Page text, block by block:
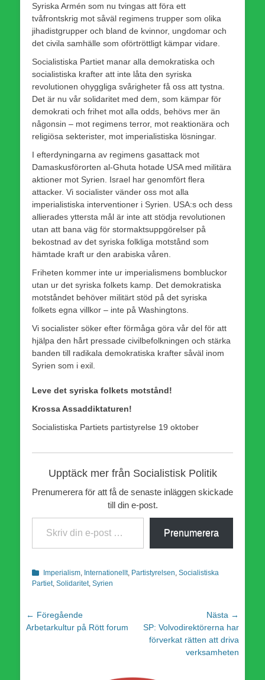
Syriska Armén som nu tvingas att föra ett
tvåfrontskrig mot såväl regimens trupper som olika
jihadistgrupper och bland de kvinnor, ungdomar och
det civila samhälle som oförtröttligt kämpar vidare.
Socialistiska Partiet manar alla demokratiska och
socialistiska krafter att inte låta den syriska
revolutionen ohyggliga svårigheter få oss att tystna.
Det är nu vår solidaritet med dem, som kämpar för
demokrati och frihet mot alla odds, behövs mer än
någonsin – mot regimens terror, mot reaktionära och
religiösa sekterister, mot imperialistiska lösningar.
I efterdyningarna av regimens gasattack mot
Damaskusförorten al-Ghuta hotade USA med militära
aktioner mot Syrien. Israel har genomfört flera
attacker. Vi socialister vänder oss mot alla
imperialistiska interventioner i Syrien. USA:s och dess
allierades yttersta mål är inte att stödja revolutionen
utan att bana väg för stormaktsuppgörelser på
bekostnad av det syriska folkliga motstånd som
hämtade kraft ur den arabiska våren.
Friheten kommer inte ur imperialismens bombluckor
utan ur det syriska folkets kamp. Det demokratiska
motståndet behöver militärt stöd på det syriska
folkets egna villkor – inte på Washingtons.
Vi socialister söker efter förmåga göra vår del för att
hjälpa den hårt pressade civilbefolkningen och stärka
banden till radikala demokratiska krafter såväl inom
Syrien som i exil.
Leve det syriska folkets motstånd!
Krossa Assaddiktaturen!
Socialistiska Partiets partistyrelse 19 oktober
Upptäck mer från Socialistisk Politik
Prenumerera för att få de senaste inläggen skickade
till din e-post.
Skriv din e-post …
Prenumerera
Kategorier
Imperialism Internationellt, Partistyrelsen Socialistiska
Partiet, Solidaritet, Syrien
Inläggsnavigering
← Föregående
Föregående
Arbetarkultur på Rött forum
Nästa →
Nästa
inlägg:
SP: Volvodirektörerna har
förverkat rätten att driva
verksamheten